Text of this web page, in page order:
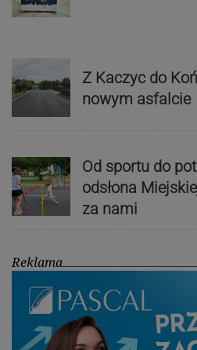
Z Kaczyc do
nowym asfalcie
Od sportu do
odsłona
za nami
Reklama